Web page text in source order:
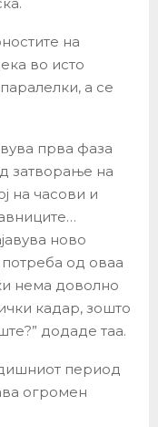
на
во исто
а се
прва фаза
затворање на
на часови и
ново
од оваа
нема доволно
кадар, зошто
додаде таа.
период
огромен